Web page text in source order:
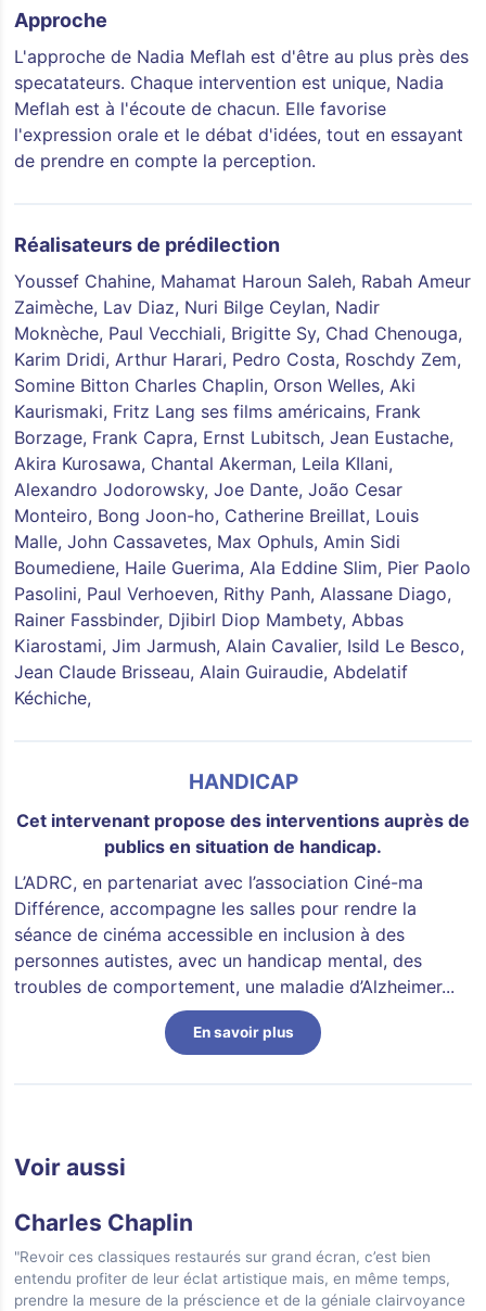
Approche
L'approche de Nadia Meflah est d'être au plus près des
specatateurs. Chaque intervention est unique, Nadia
Meflah est à l'écoute de chacun. Elle favorise
l'expression orale et le débat d'idées, tout en essayant
de prendre en compte la perception.
Réalisateurs de prédilection
Youssef Chahine, Mahamat Haroun Saleh, Rabah Ameur
Zaimèche, Lav Diaz, Nuri Bilge Ceylan, Nadir
Moknèche, Paul Vecchiali, Brigitte Sy, Chad Chenouga,
Karim Dridi, Arthur Harari, Pedro Costa, Roschdy Zem,
Somine Bitton Charles Chaplin, Orson Welles, Aki
Kaurismaki, Fritz Lang ses films américains, Frank
Borzage, Frank Capra, Ernst Lubitsch, Jean Eustache,
Akira Kurosawa, Chantal Akerman, Leila KIlani,
Alexandro Jodorowsky, Joe Dante, João Cesar
Monteiro, Bong Joon-ho, Catherine Breillat, Louis
Malle, John Cassavetes, Max Ophuls, Amin Sidi
Boumediene, Haile Guerima, Ala Eddine Slim, Pier Paolo
Pasolini, Paul Verhoeven, Rithy Panh, Alassane Diago,
Rainer Fassbinder, Djibirl Diop Mambety, Abbas
Kiarostami, Jim Jarmush, Alain Cavalier, Isild Le Besco,
Jean Claude Brisseau, Alain Guiraudie, Abdelatif
Kéchiche,
HANDICAP
Cet intervenant propose des interventions auprès de
publics en situation de handicap.
L’ADRC, en partenariat avec l’association Ciné-ma
Différence, accompagne les salles pour rendre la
séance de cinéma accessible en inclusion à des
personnes autistes, avec un handicap mental, des
troubles de comportement, une maladie d’Alzheimer...
En savoir plus
Voir aussi
Charles Chaplin
"Revoir ces classiques restaurés sur grand écran, c’est bien
entendu profiter de leur éclat artistique mais, en même temps,
prendre la mesure de la préscience et de la géniale clairvoyance